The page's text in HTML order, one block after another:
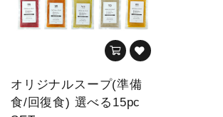
オリジナルスープ(準備
食/回復食) 選べる15pc